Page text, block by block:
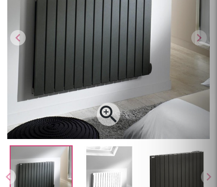
chevron_left chevron_right
chevron_left

chevron_right